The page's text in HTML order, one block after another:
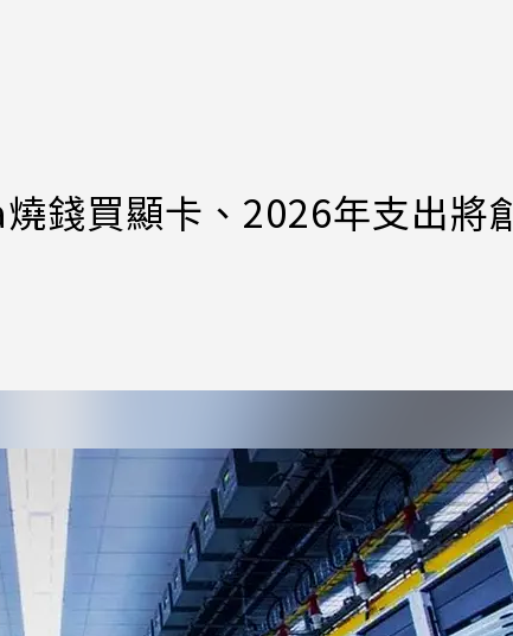
錢買顯卡、2026年支出將